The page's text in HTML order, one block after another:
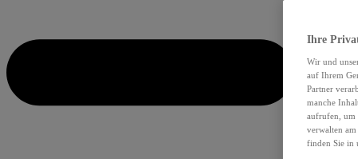
Ihre
Wir und
auf Ihrem
Partner
manche
aufrufen, um
verwalten
finden Sie in